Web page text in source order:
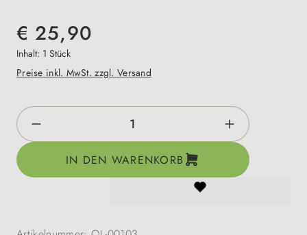
€ 25,90
Inhalt: 1 Stück
Preise inkl. MwSt. zzgl. Versand
Produkt Anzahl: Gib den gewünschten
IN DEN WARENKORB